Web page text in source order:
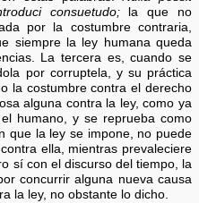
consuetudo;la que no
por la costumbre contraria,
siempre la ley humana queda
La tercera es, cuando se
por corruptela, y su práctica
la costumbre contra el derecho
alguna contra la ley, como ya
humano, y se reprueba como
que la ley se impone, no puede
ella, mientras prevaleciere
sí con el discurso del tiempo, la
concurrir alguna nueva causa
la ley, no obstante lo dicho.